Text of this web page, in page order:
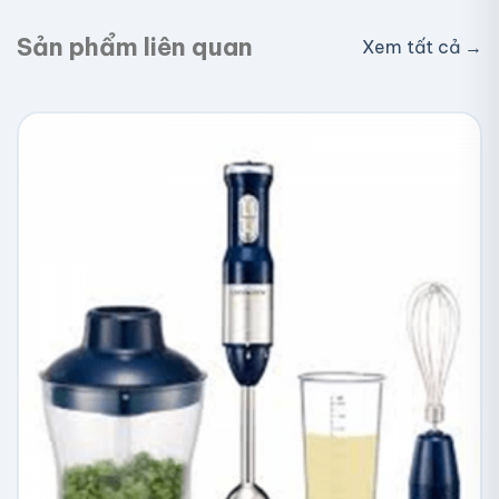
Sản phẩm liên quan Xem tất cả →